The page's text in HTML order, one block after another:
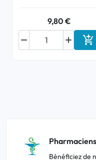
9,80 €

 
Bénéficiez de